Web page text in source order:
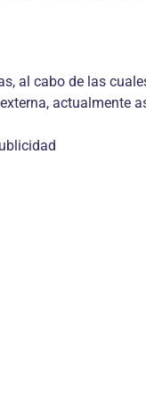
al cabo de las
actualmente